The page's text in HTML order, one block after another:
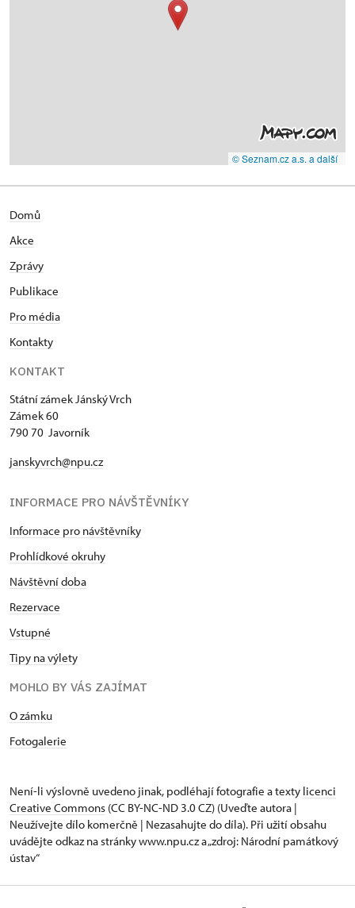
© Seznam.cz a.s. a další
Domů
Akce
Zprávy
Publikace
Pro média
Kontakty
KONTAKT
Státní zámek Jánský Vrch
Zámek 60
790 70 Javorník
janskyvrch@npu.cz
INFORMACE PRO NÁVŠTĚVNÍKY
Informace pro návštěvníky
Prohlídkové okruhy
Návštěvní doba
Rezervace
Vstupné
Tipy na výlety
MOHLO BY VÁS ZAJÍMAT
O zámku
Fotogalerie
Není-li výslovně uvedeno jinak, podléhají fotografie a texty licenci
Creative Commons (CC BY-NC-ND 3.0 CZ) (Uveďte autora |
Neužívejte dílo komerčně | Nezasahujte do díla). Při užití obsahu
uvádějte odkaz na stránky www.npu.cz a „zdroj: Národní památkový
ústav“